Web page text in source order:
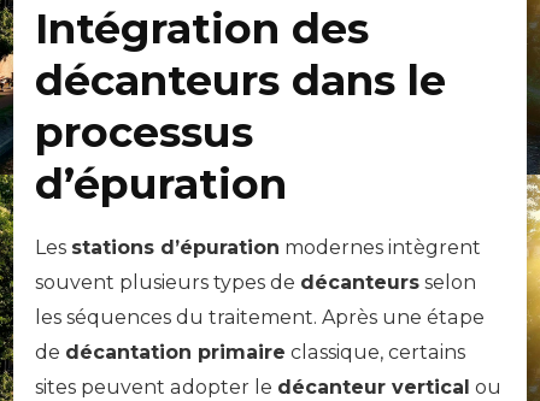
Intégration des
décanteurs dans le
processus
d’épuration
Les stations d’épuration modernes intègrent
souvent plusieurs types de décanteurs selon
les séquences du traitement. Après une étape
de décantation primaire classique, certains
sites peuvent adopter le décanteur vertical ou